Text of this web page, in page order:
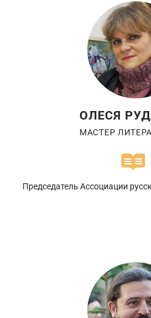
ОЛЕСЯ
МАСТЕР
Председатель Ассоциации